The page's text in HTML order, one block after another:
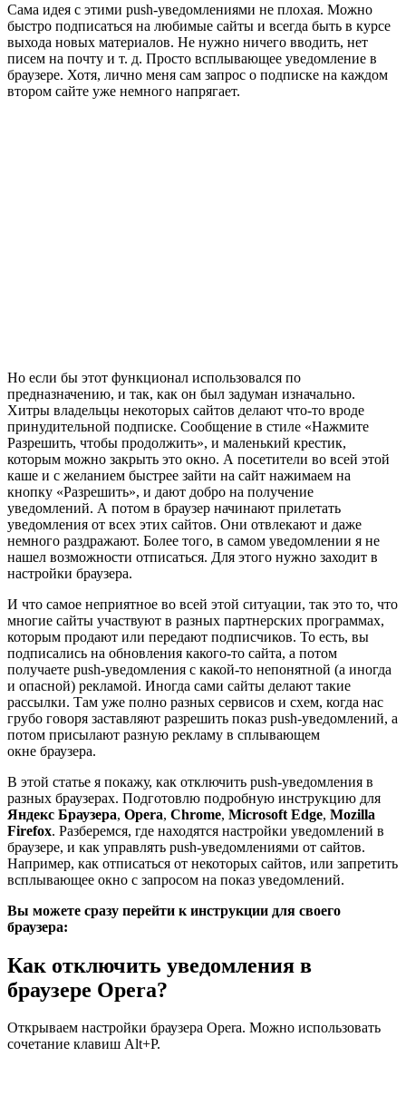
Сама идея с этими push-уведомлениями не плохая. Можно
быстро подписаться на любимые сайты и всегда быть в курсе
выхода новых материалов. Не нужно ничего вводить, нет
писем на почту и т. д. Просто всплывающее уведомление в
браузере. Хотя, лично меня сам запрос о подписке на каждом
втором сайте уже немного напрягает.
Но если бы этот функционал использовался по
предназначению, и так, как он был задуман изначально.
Хитры владельцы некоторых сайтов делают что-то вроде
принудительной подписке. Сообщение в стиле «Нажмите
Разрешить, чтобы продолжить», и маленький крестик,
которым можно закрыть это окно. А посетители во всей этой
каше и с желанием быстрее зайти на сайт нажимаем на
кнопку «Разрешить», и дают добро на получение
уведомлений. А потом в браузер начинают прилетать
уведомления от всех этих сайтов. Они отвлекают и даже
немного раздражают. Более того, в самом уведомлении я не
нашел возможности отписаться. Для этого нужно заходит в
настройки браузера.
И что самое неприятное во всей этой ситуации, так это то, что
многие сайты участвуют в разных партнерских программах,
которым продают или передают подписчиков. То есть, вы
подписались на обновления какого-то сайта, а потом
получаете push-уведомления с какой-то непонятной (а иногда
и опасной) рекламой. Иногда сами сайты делают такие
рассылки. Там уже полно разных сервисов и схем, когда нас
грубо говоря заставляют разрешить показ push-уведомлений, а
потом присылают разную рекламу в сплывающем
окне браузера.
В этой статье я покажу, как отключить push-уведомления в
разных браузерах. Подготовлю подробную инструкцию для
Яндекс Браузера, Opera, Chrome, Microsoft Edge, Mozilla
Firefox. Разберемся, где находятся настройки уведомлений в
браузере, и как управлять push-уведомлениями от сайтов.
Например, как отписаться от некоторых сайтов, или запретить
всплывающее окно с запросом на показ уведомлений.
Вы можете сразу перейти к инструкции для своего
браузера:
Как отключить уведомления в
браузере Opera?
Открываем настройки браузера Opera. Можно использовать
сочетание клавиш Alt+P.